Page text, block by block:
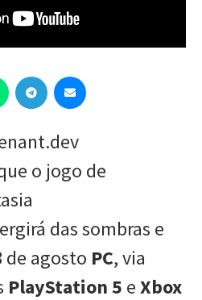
o jogo de
das sombras e
de agosto PC, via
PlayStation 5 eXbox